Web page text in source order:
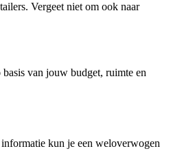
Vergeet niet om ook naar
van jouw budget, ruimte en
kun je een weloverwogen